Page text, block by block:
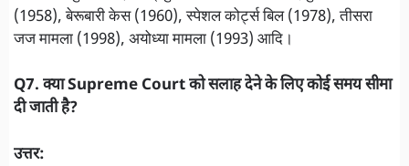
(1958), बेरूबारी केस (1960), स्पेशल कोर्ट्स बिल (1978), तीसरा
जज मामला (1998), अयोध्या मामला (1993) आदि।
Q7. क्या Supreme Court को सलाह देने के लिए कोई समय सीमा
दी जाती है?
उत्तर: